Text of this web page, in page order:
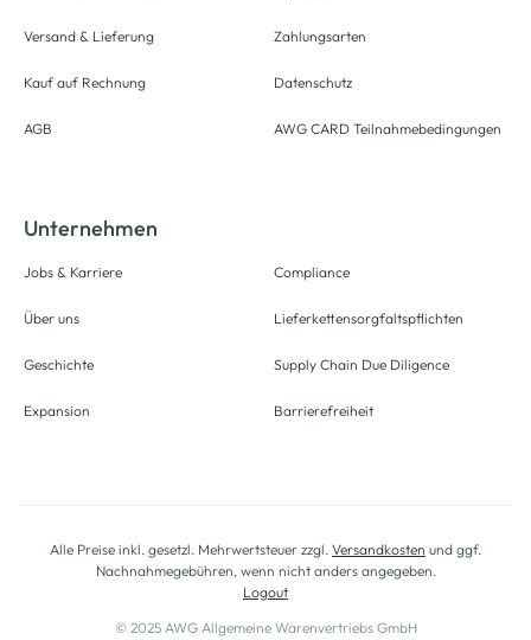
Versand & Lieferung
Kauf auf Rechnung
AGB
Zahlungsarten
Datenschutz
AWG CARD Teilnahmebedingungen
Unternehmen
Jobs & Karriere
Über uns
Geschichte
Expansion
Compliance
Lieferkettensorgfaltspflichten
Supply Chain Due Diligence
Barrierefreiheit
Alle Preise inkl. gesetzl. Mehrwertsteuer zzgl. Versandkosten und ggf.
Nachnahmegebühren, wenn nicht anders angegeben.
Logout
© 2025 AWG Allgemeine Warenvertriebs GmbH